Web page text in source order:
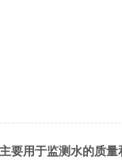
要用于监测水的质